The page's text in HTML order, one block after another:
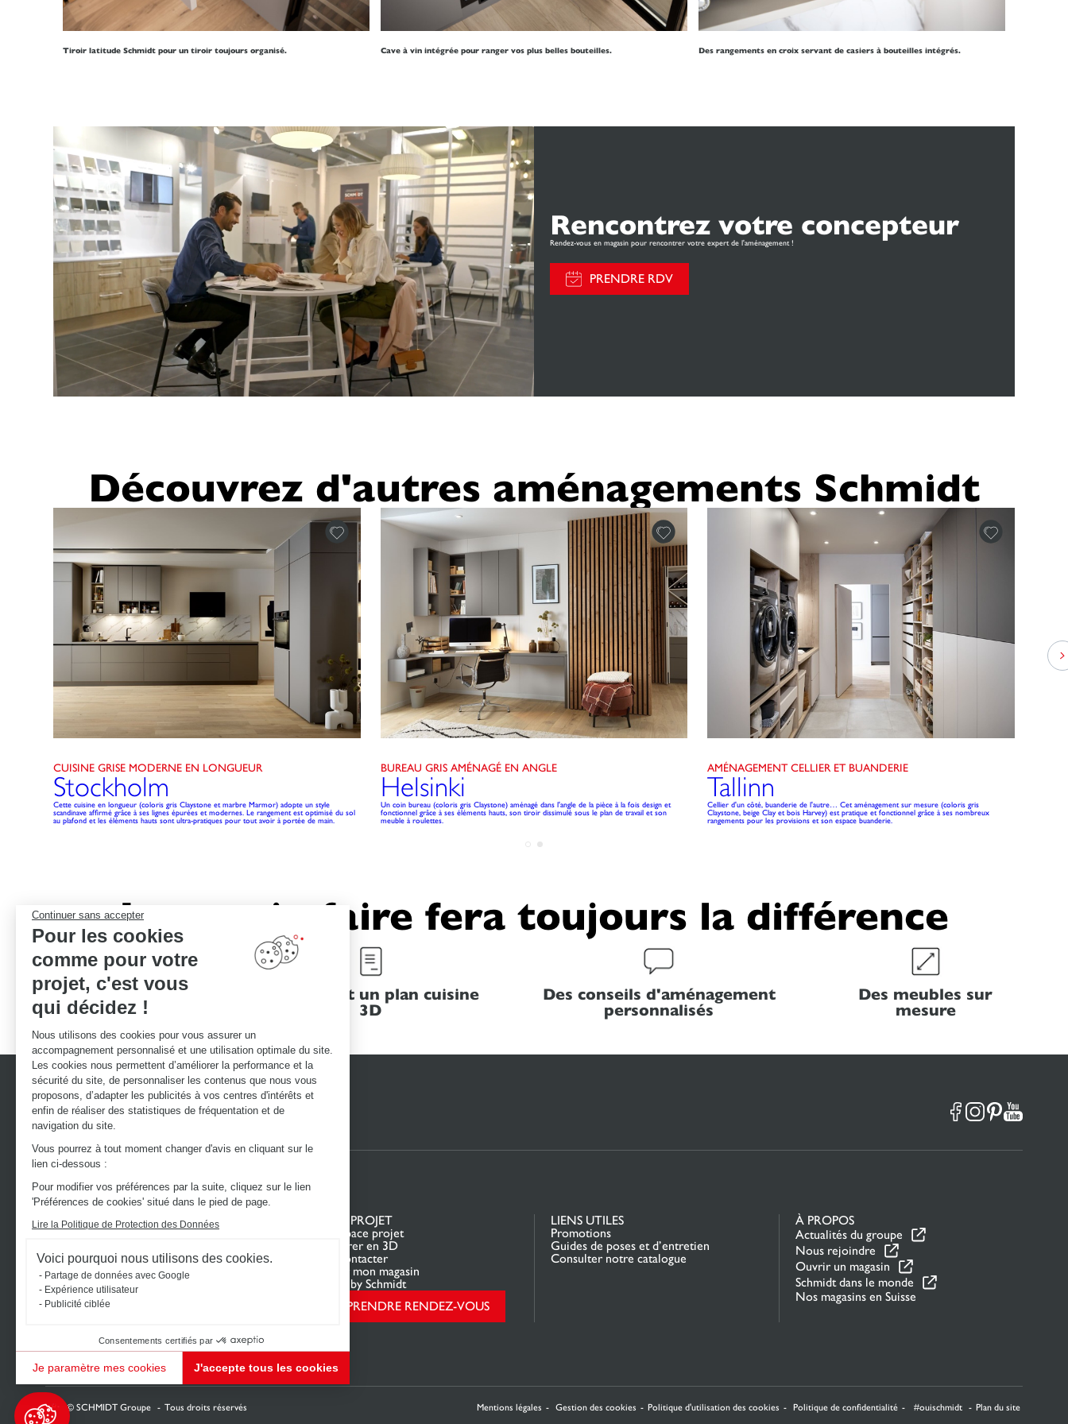
Continuer sans accepter
Pour les cookies
comme pour votre
projet, c'est vous
qui décidez !
Nous utilisons des cookies pour vous assurer un
accompagnement personnalisé et une utilisation optimale du site.
Les cookies nous permettent d’améliorer la performance et la
sécurité du site, de personnaliser les contenus que nous vous
proposons, d’adapter les publicités à vos centres d'intérêts et
enfin de réaliser des statistiques de fréquentation et de
navigation du site.
Vous pourrez à tout moment changer d'avis en cliquant sur le
lien ci-dessous :
Pour modifier vos préférences par la suite, cliquez sur le lien
'Préférences de cookies' situé dans le pied de page.
Lire la Politique de Protection des Données
Voici pourquoi nous utilisons des cookies.
Partage de données avec Google
Expérience utilisateur
Publicité ciblée
Consentements certifiés par
Je paramètre mes cookies J'accepte tous les cookies
Axeptio consent
Notre plateforme vous permet d'adapter et de gérer vos paramètres de confidentialité, en garantissant la conformité avec les réglementations. Personnalisez vos préférences pour contrôler la manière dont vos informations sont manipulées.
Tiroir latitude Schmidt pour un tiroir toujours organisé. Cave à vin intégrée pour ranger vos plus belles bouteilles. Des rangements en croix servant de casiers à bouteilles intégrés.
Rencontrez votre concepteur
Rendez-vous en magasin pour rencontrer votre expert de l'aménagement !
PRENDRE RDV
Découvrez d'autres aménagements Schmidt
CUISINE GRISE MODERNE EN LONGUEUR
Stockholm
Cette cuisine en longueur (coloris gris Claystone et marbre Marmor) adopte un style
scandinave affirmé grâce à ses lignes épurées et modernes. Le rangement est optimisé du sol
au plafond et les éléments hauts sont ultra-pratiques pour tout avoir à portée de main.
BUREAU GRIS AMÉNAGÉ EN ANGLE
Helsinki
Un coin bureau (coloris gris Claystone) aménagé dans l'angle de la pièce à la fois design et
fonctionnel grâce à ses éléments hauts, son tiroir dissimulé sous le plan de travail et son
meuble à roulettes.
AMÉNAGEMENT CELLIER ET BUANDERIE
Tallinn
Cellier d'un côté, buanderie de l'autre… Cet aménagement sur mesure (coloris gris
Claystone, beige Clay et bois Harvey) est pratique et fonctionnel grâce à ses nombreux
rangements pour les provisions et son espace buanderie.
Le savoir-faire fera toujours la différence
Des garanties
d'excellence
Un devis et un plan cuisine
3D
Des conseils d'aménagement
personnalisés
Des meubles sur
mesure
DÉCOUVREZ L’UNIVERS SCHMIDT
Cuisines sur mesure
Meubles et rangements sur mesure
Salles de bain sur mesure
Schmidt pour les pros
VOTRE PROJET
Mon espace projet
Configurer en 3D
Nous contacter
Trouver mon magasin
Le Club by Schmidt
PRENDRE RENDEZ-VOUS
LIENS UTILES
Promotions
Guides de poses et d’entretien
Consulter notre catalogue
À PROPOS
Actualités du groupe
Nous rejoindre
Ouvrir un magasin
Schmidt dans le monde
Nos magasins en Suisse
2026 © SCHMIDT Groupe Tous droits réservés Mentions légales Gestion des cookies Politique d'utilisation des cookies Politique de confidentialité #ouischmidt Plan du site